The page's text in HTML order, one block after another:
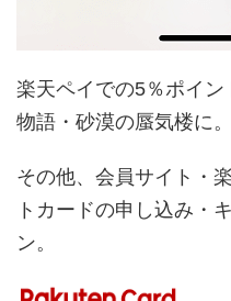
楽天ペイでの5％ポイ
物語・砂漠の蜃気楼に。
その他、会員サイト・
トカードの申し込み・
ン。